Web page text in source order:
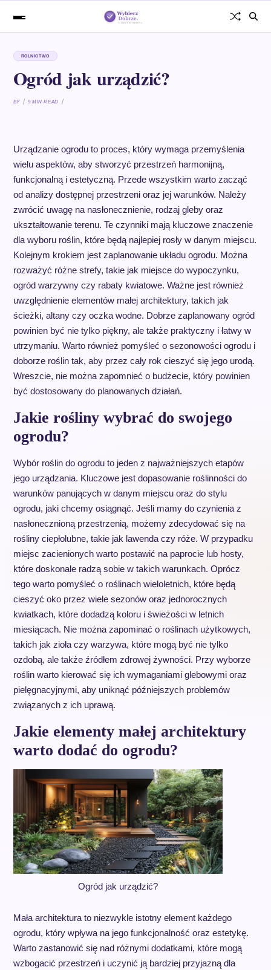
ROLNICTWO
Ogród jak urządzić?
BY 9 MIN READ
Urządzanie ogrodu to proces, który wymaga przemyślenia
wielu aspektów, aby stworzyć przestrzeń harmonijną,
funkcjonalną i estetyczną. Przede wszystkim warto zacząć
od analizy dostępnej przestrzeni oraz jej warunków. Należy
zwrócić uwagę na nasłonecznienie, rodzaj gleby oraz
ukształtowanie terenu. Te czynniki mają kluczowe znaczenie
dla wyboru roślin, które będą najlepiej rosły w danym miejscu.
Kolejnym krokiem jest zaplanowanie układu ogrodu. Można
rozważyć różne strefy, takie jak miejsce do wypoczynku,
ogród warzywny czy rabaty kwiatowe. Ważne jest również
uwzględnienie elementów małej architektury, takich jak
ścieżki, altany czy oczka wodne. Dobrze zaplanowany ogród
powinien być nie tylko piękny, ale także praktyczny i łatwy w
utrzymaniu. Warto również pomyśleć o sezonowości ogrodu i
doborze roślin tak, aby przez cały rok cieszyć się jego urodą.
Wreszcie, nie można zapomnieć o budżecie, który powinien
być dostosowany do planowanych działań.
Jakie rośliny wybrać do swojego
ogrodu?
Wybór roślin do ogrodu to jeden z najważniejszych etapów
jego urządzania. Kluczowe jest dopasowanie roślinności do
warunków panujących w danym miejscu oraz do stylu
ogrodu, jaki chcemy osiągnąć. Jeśli mamy do czynienia z
nasłonecznioną przestrzenią, możemy zdecydować się na
rośliny ciepłolubne, takie jak lawenda czy róże. W przypadku
miejsc zacienionych warto postawić na paprocie lub hosty,
które doskonale radzą sobie w takich warunkach. Oprócz
tego warto pomyśleć o roślinach wieloletnich, które będą
cieszyć oko przez wiele sezonów oraz jednorocznych
kwiatkach, które dodadzą koloru i świeżości w letnich
miesiącach. Nie można zapominać o roślinach użytkowych,
takich jak zioła czy warzywa, które mogą być nie tylko
ozdobą, ale także źródłem zdrowej żywności. Przy wyborze
roślin warto kierować się ich wymaganiami glebowymi oraz
pielęgnacyjnymi, aby uniknąć późniejszych problemów
związanych z ich uprawą.
Jakie elementy małej architektury
warto dodać do ogrodu?
Ogród jak urządzić?
Mała architektura to niezwykle istotny element każdego
ogrodu, który wpływa na jego funkcjonalność oraz estetykę.
Warto zastanowić się nad różnymi dodatkami, które mogą
wzbogacić przestrzeń i uczynić ją bardziej przyjazną dla